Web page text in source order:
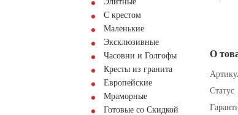
С крестом
Маленькие
Эксклюзивные
Часовни и Голгофы
Кресты из гранита
Европейские
Мраморные
Готовые со Скидкой
О
Статус